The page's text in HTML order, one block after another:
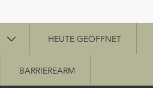
HEUTE GEÖFFNET
BARRIEREARM